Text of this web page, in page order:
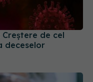
Creștere de cel
deceselor